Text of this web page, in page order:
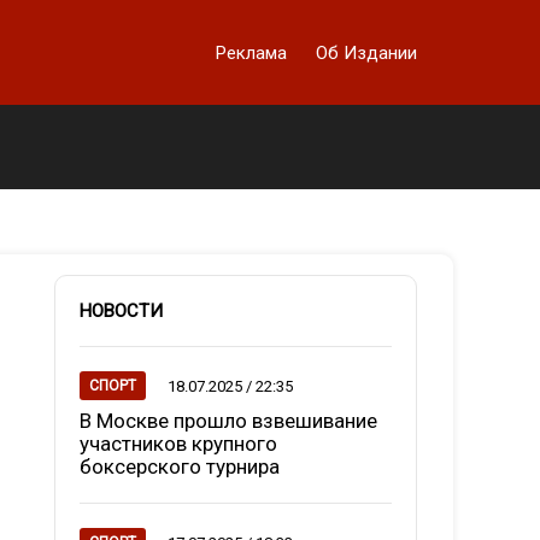
Реклама Об Издании
НОВОСТИ
СПОРТ 18.07.2025 / 22:35
В Москве прошло взвешивание
участников крупного
боксерского турнира